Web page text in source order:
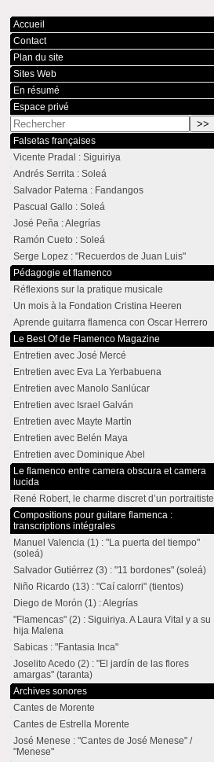
Accueil
Contact
Plan du site
Sites Web
En résumé
Espace privé
Falsetas françaises
Vicente Pradal : Siguiriya
Andrés Serrita : Soleá
Salvador Paterna : Fandangos
Pascual Gallo : Soleá
José Peña : Alegrías
Ramón Cueto : Soleá
Serge Lopez : "Recuerdos de Juan Luis"
Pédagogie et flamenco
Réflexions sur la pratique musicale
Un mois à la Fondation Cristina Heeren
Aprende guitarra flamenca con Oscar Herrero
Le Best Of de Flamenco Magazine
Entretien avec José Mercé
Entretien avec Eva La Yerbabuena
Entretien avec Manolo Sanlúcar
Entretien avec Israel Galván
Entretien avec Mayte Martín
Entretien avec Belén Maya
Entretien avec Dominique Abel
Le flamenco entre camera obscura et camera
lucida
René Robert, le charme discret d’un portraitiste
Compositions pour guitare flamenca :
transcriptions intégrales
Manuel Valencia (1) : "La puerta del tiempo"
(soleá)
Salvador Gutiérrez (3) : "11 bordones" (soleá)
Niño Ricardo (13) : "Caí calorri" (tientos)
Diego de Morón (1) : Alegrías
"Flamencas" (2) : Siguiriya. A Laura Vital y a su
hija Malena
Sabicas : "Fantasia Inca"
Joselito Acedo (2) : "El jardín de las flores
amargas" (taranta)
Archives sonores
Cantes de Morente
Cantes de Estrella Morente
José Menese : "Cantes de José Menese" /
"Menese"